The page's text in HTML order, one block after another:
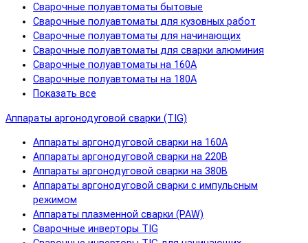
Сварочные полуавтоматы бытовые
Сварочные полуавтоматы для кузовных работ
Сварочные полуавтоматы для начинающих
Сварочные полуавтоматы для сварки алюминия
Сварочные полуавтоматы на 160А
Сварочные полуавтоматы на 180А
Показать все
Аппараты аргонодуговой сварки (TIG)
Аппараты аргонодуговой сварки на 160А
Аппараты аргонодуговой сварки на 220В
Аппараты аргонодуговой сварки на 380В
Аппараты аргонодуговой сварки с импульсным
режимом
Аппараты плазменной сварки (PAW)
Сварочные инверторы TIG